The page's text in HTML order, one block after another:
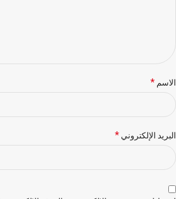
الاسم *
البريد الإلكتروني *